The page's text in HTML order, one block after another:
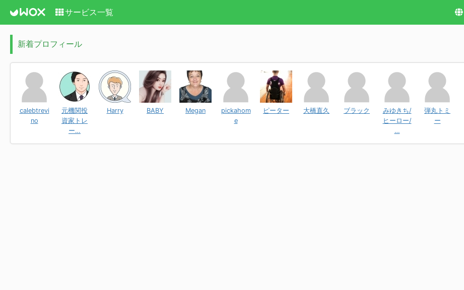
サービス一覧
新着プロフィール
calebtrevi
no
元機関投
資家トレ
ー…
Harry BABY Megan
pickahom
e
ピーター 大橋直久 ブラック
みゆきち/
ヒーロー/
…
弾丸トミ
ー